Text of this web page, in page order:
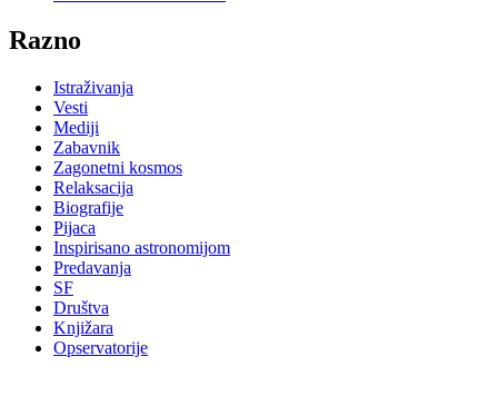
Razno
Istraživanja
Vesti
Mediji
Zabavnik
Zagonetni kosmos
Relaksacija
Biografije
Pijaca
Inspirisano astronomijom
Predavanja
SF
Društva
Knjižara
Opservatorije